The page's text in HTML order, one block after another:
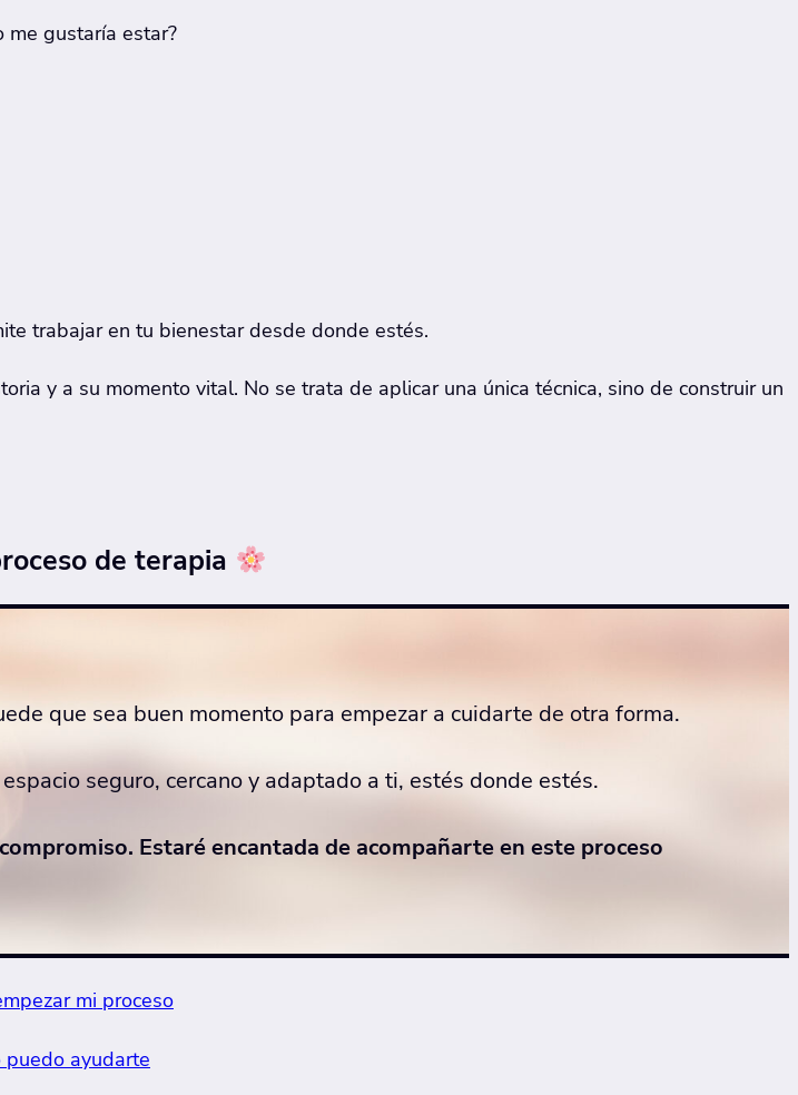
me gustaría estar?
trabajar en tu bienestar desde donde estés.
y a su momento vital. No se trata de aplicar una única técnica, sino de construir un
de terapia
que sea buen momento para empezar a cuidarte de otra forma.
seguro, cercano y adaptado a ti, estés donde estés.
Estaré encantada de acompañarte en este proceso
mi proceso
puedo ayudarte